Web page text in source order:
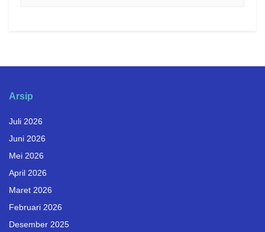
Arsip
Juli 2026
Juni 2026
Mei 2026
April 2026
Maret 2026
Februari 2026
Desember 2025